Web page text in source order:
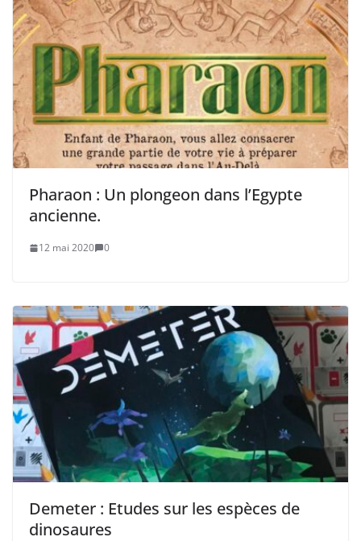
Pharaon : Un plongeon dans l’Egypte
ancienne.
12 mai 2020 0
Demeter : Etudes sur les espèces de
dinosaures